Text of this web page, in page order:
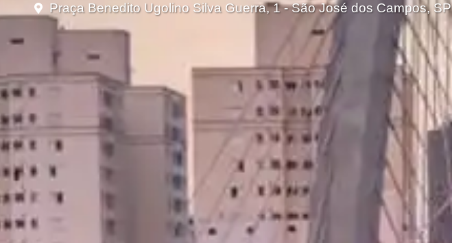
Praça Benedito Ugolino Silva Guerra, 1 - São José dos Campos, SP